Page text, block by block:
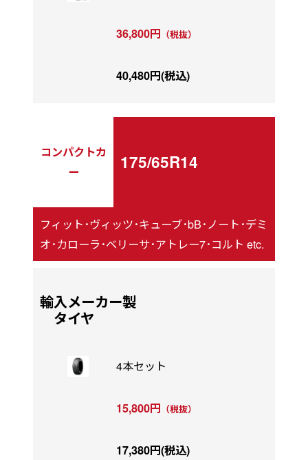
36,800円 （税抜）
40,480円(税込)
コンパクトカ
ー
175/65R14
フィット･ヴィッツ･キューブ･bB･ノート･デミ
オ･カローラ･ベリーサ･アトレー7･コルト etc.
輸入メーカー製
タイヤ
4本セット
15,800円 （税抜）
17,380円(税込)